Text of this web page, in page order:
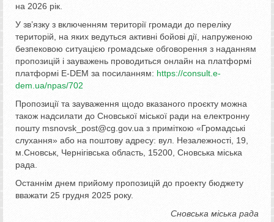
на 2026 рік.
У зв’язку з включенням території громади до переліку
територій, на яких ведуться активні бойові дії, напруженою
безпековою ситуацією громадське обговорення з наданням
пропозицій і зауважень проводиться онлайн на платформі
платформі E-DEM за посиланням: https://consult.e-
dem.ua/npas/702
Пропозиції та зауваження щодо вказаного проєкту можна
також надсилати до Сновської міської ради на електронну
пошту msnovsk_post@cg.gov.ua з приміткою «Громадські
слухання» або на поштову адресу: вул. Незалежності, 19,
м.Сновськ, Чернігівська область, 15200, Сновська міська
рада.
Останнім днем прийому пропозицій до проекту бюджету
вважати 25 грудня 2025 року.
Сновська міська рада